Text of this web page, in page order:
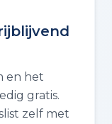
en het
gratis.
zelf met